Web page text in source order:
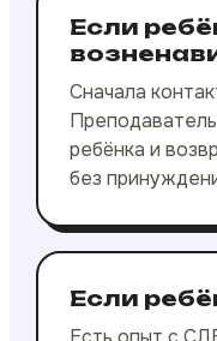
Если
Сначала
ребёнка и
без
Если